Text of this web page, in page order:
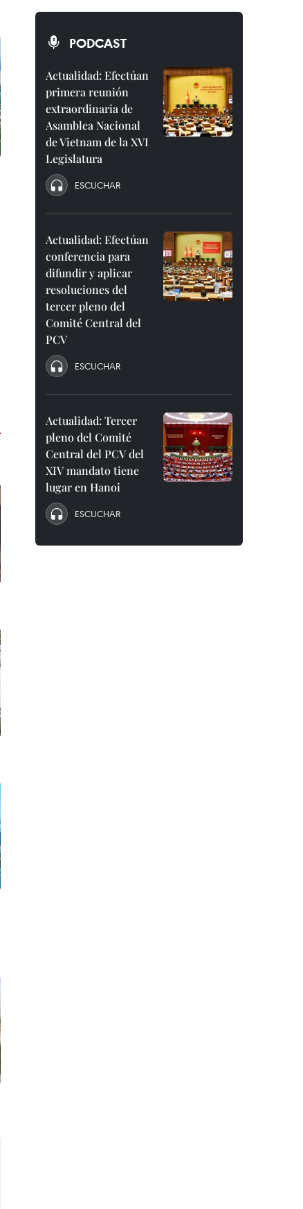
PODCAST
Actualidad: Efectúan
primera reunión
extraordinaria de
Asamblea Nacional
de Vietnam de la XVI
Legislatura
ESCUCHAR
Actualidad: Efectúan
conferencia para
difundir y aplicar
resoluciones del
tercer pleno del
Comité Central del
PCV
ESCUCHAR
Actualidad: Tercer
pleno del Comité
Central del PCV del
XIV mandato tiene
lugar en Hanoi
ESCUCHAR